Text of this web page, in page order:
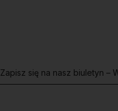
Zapisz się na nasz biuletyn –